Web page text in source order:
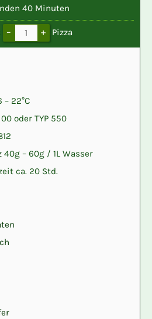
40Minuten
Minuten
– + Pizza
– 22°C
00 oder TYP 550
40g – 60g / 1L Wasser
ca. 20 Std.